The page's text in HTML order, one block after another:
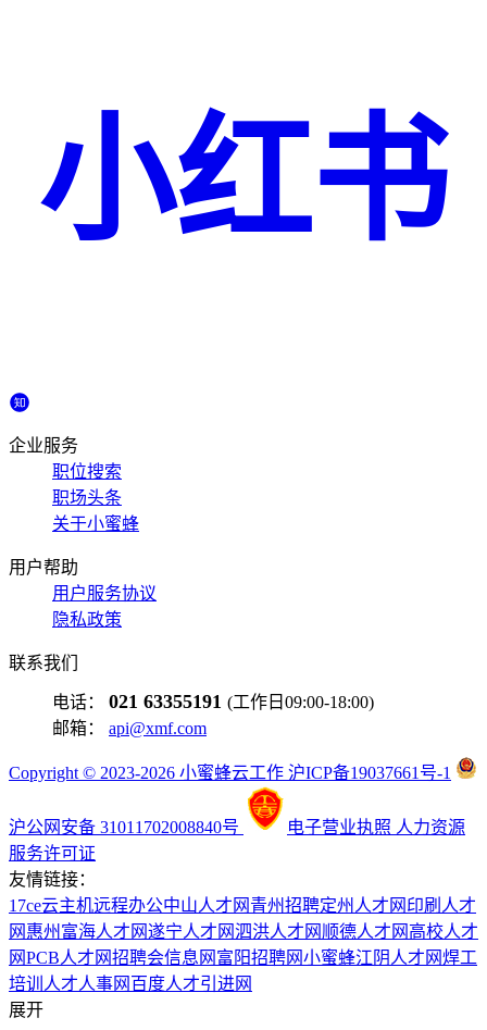
小红书
企业服务
职位搜索
职场头条
关于小蜜蜂
用户帮助
用户服务协议
隐私政策
联系我们
电话： 021 63355191 (工作日09:00-18:00)
邮箱： api@xmf.com
Copyright © 2023-2026 小蜜蜂云工作 沪ICP备19037661号-1
沪公网安备 31011702008840号 电子营业执照 人力资源
服务许可证
友情链接：
17ce云主机远程办公中山人才网 青州招聘定州人才网 印刷人才
网 惠州富海人才网遂宁人才网泗洪人才网 顺德人才网 高校人才
网PCB人才网招聘会信息网 富阳招聘网小蜜蜂江阴人才网焊工
培训 人才人事网 百度人才引进网
展开